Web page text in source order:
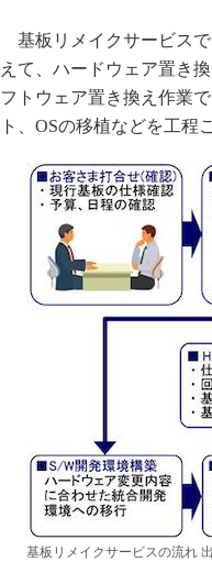
基板リメイクサービス
えて、ハードウェア置き
フトウェア置き換え作業
ト、OSの移植などを工程
基板リメイクサービスの流れ